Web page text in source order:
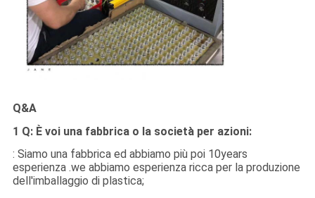
Q&A
1 Q: È voi una fabbrica o la società per azioni:
: Siamo una fabbrica ed abbiamo più poi 10years
esperienza .we abbiamo esperienza ricca per la produzione
dell'imballaggio di plastica;